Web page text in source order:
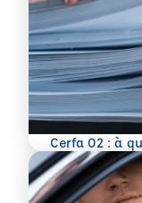
Cerfa 02 : à
En savoir plus